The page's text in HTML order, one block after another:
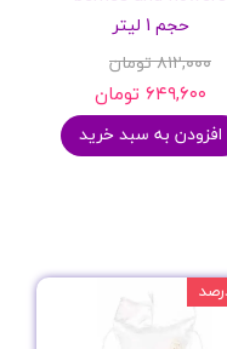
حجم 1 لیتر
۸۱۲,۰۰۰ تومان
۶۴۹,۶۰۰ تومان
افزودن به سبد خرید